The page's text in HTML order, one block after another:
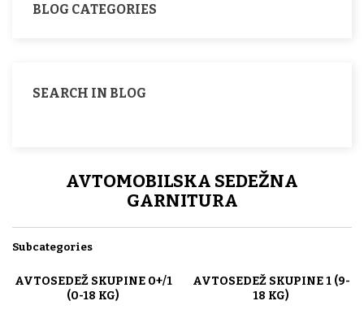
BLOG CATEGORIES
SEARCH IN BLOG
AVTOMOBILSKA SEDEŽNA
GARNITURA
Subcategories
AVTOSEDEŽ SKUPINE 0+/1
(0-18 KG)
AVTOSEDEŽ SKUPINE 1 (9-
18 KG)